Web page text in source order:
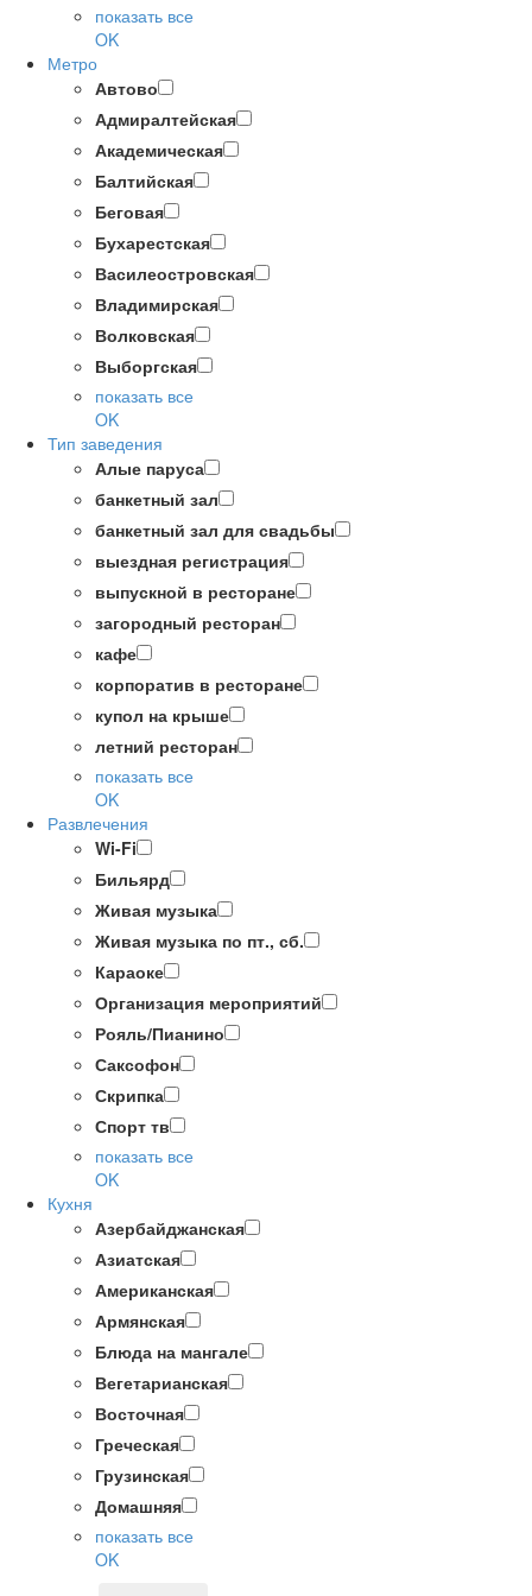
показать все
OK
Метро
Автово
Адмиралтейская
Академическая
Балтийская
Беговая
Бухарестская
Василеостровская
Владимирская
Волковская
Выборгская
показать все
OK
Тип заведения
Алые паруса
банкетный зал
банкетный зал для свадьбы
выездная регистрация
выпускной в ресторане
загородный ресторан
кафе
корпоратив в ресторане
купол на крыше
летний ресторан
показать все
OK
Развлечения
Wi-Fi
Бильярд
Живая музыка
Живая музыка по пт., сб.
Караоке
Организация мероприятий
Рояль/Пианино
Саксофон
Скрипка
Спорт тв
показать все
OK
Кухня
Азербайджанская
Азиатская
Американская
Армянская
Блюда на мангале
Вегетарианская
Восточная
Греческая
Грузинская
Домашняя
показать все
OK